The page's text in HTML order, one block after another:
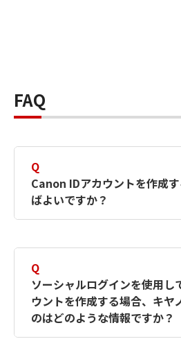
FAQ
Q
Canon IDアカウントを作成
ばよいですか？
す。詳しい作成方法は【
何ですか？Canon IDの作
ださい。
Q
ソーシャルログインを使用し
ウントを作成する場合、キヤ
のはどのような情報ですか？